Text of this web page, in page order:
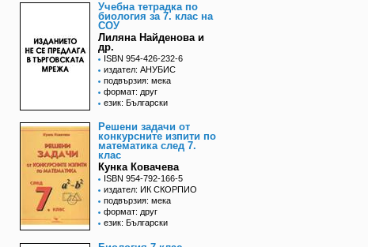
Учебна тетрадка по
биология за 7. клас на
СОУ
Лиляна Найденова и
др.
ISBN 954-426-232-6
издател: АНУБИС
подвързия: мека
формат: друг
език: Български
Решени задачи от
конкурсните изпити по
математика след 7.
клас
Кунка Ковачева
ISBN 954-792-166-5
издател: ИК СКОРПИО
подвързия: мека
формат: друг
език: Български